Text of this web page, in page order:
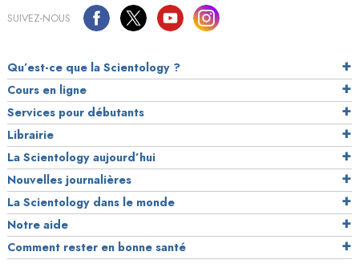
SUIVEZ-NOUS
Qu’est-ce que la Scientology ?
Cours en ligne
Services pour débutants
Librairie
La Scientology aujourd’hui
Nouvelles journalières
La Scientology dans le monde
Notre aide
Comment rester en bonne santé